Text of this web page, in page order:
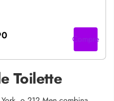
Compre
Toilette